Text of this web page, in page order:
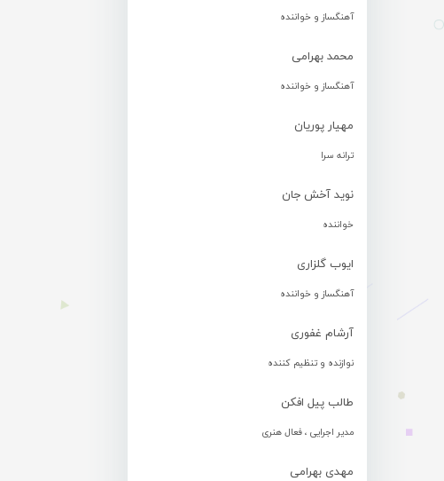
آهنگساز و خواننده
محمد بهرامی
آهنگساز و خواننده
مهیار پوریان
ترانه سرا
نوید آخش جان
خواننده
ایوب گلزاری
آهنگساز و خواننده
آرشام غفوری
نوازنده و تنظیم کننده
طالب پیل افکن
مدیر اجرایی ، فعال هنری
مهدی بهرامی